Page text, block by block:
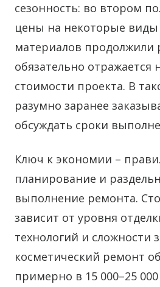
сезонность: во втором
цены на некоторые
материалов продолжили
обязательно отражается
стоимости проекта. В
разумно заранее
обсуждать сроки
Ключ к экономии –
планирование и
выполнение ремонта.
зависит от уровня
технологий и сложности
косметический ремонт
примерно в 15 000–25